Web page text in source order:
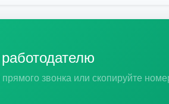
звонка или скопируйте